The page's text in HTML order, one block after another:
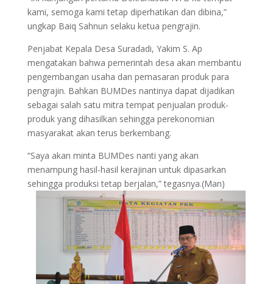
kami, semoga kami tetap diperhatikan dan dibina,”
ungkap Baiq Sahnun selaku ketua pengrajin.
Penjabat Kepala Desa Suradadi, Yakim S. Ap
mengatakan bahwa pemerintah desa akan membantu
pengembangan usaha dan pemasaran produk para
pengrajin. Bahkan BUMDes nantinya dapat dijadikan
sebagai salah satu mitra tempat penjualan produk-
produk yang dihasilkan sehingga perekonomian
masyarakat akan terus berkembang.
“Saya akan minta BUMDes nanti yang akan
menampung hasil-hasil kerajinan untuk dipasarkan
sehingga produksi tetap berjalan,” tegasnya.(Man)